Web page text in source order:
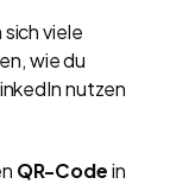
viele
wie du
nutzen
QR-Codein